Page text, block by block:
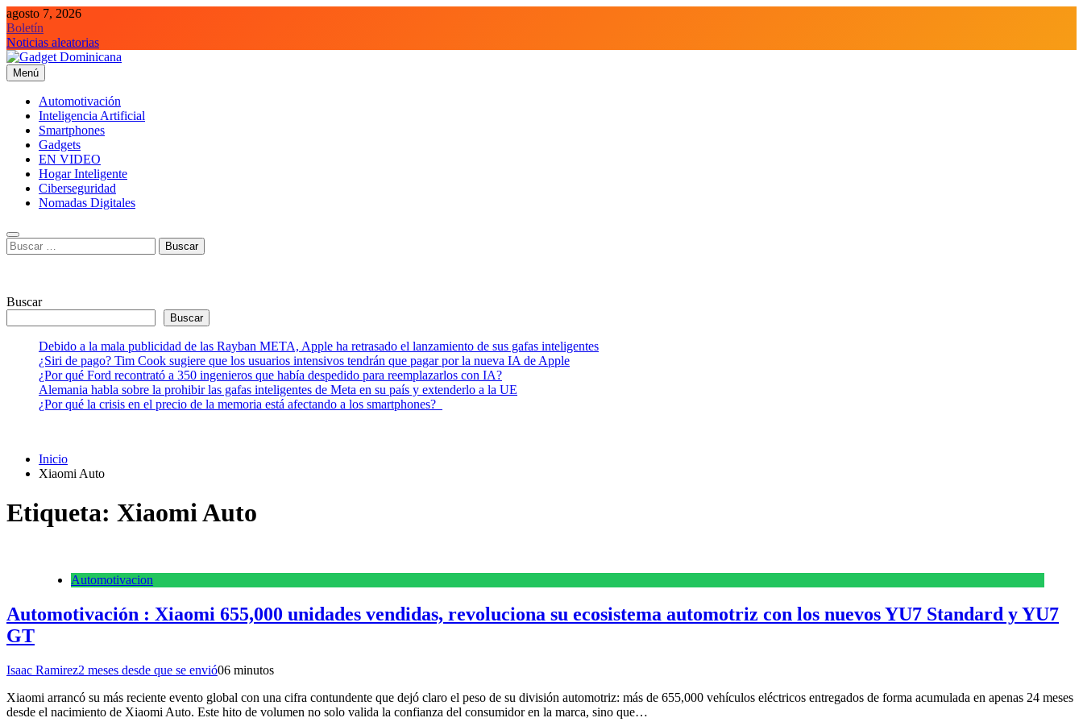
Saltar
al
contenido
agosto 7, 2026
Boletín
Noticias aleatorias
Gadget Dominicana
Gadgets, Autos y Tecnología de consumo
Menú
Automotivación
Inteligencia Artificial
Smartphones
Gadgets
EN VIDEO
Hogar Inteligente
Ciberseguridad
Nomadas Digitales
Buscar:
Buscar
Buscar
Debido a la mala publicidad de las Rayban META, Apple ha retrasado el lanzamiento de sus gafas inteligentes
¿Siri de pago? Tim Cook sugiere que los usuarios intensivos tendrán que pagar por la nueva IA de Apple
¿Por qué Ford recontrató a 350 ingenieros que había despedido para reemplazarlos con IA?
Alemania habla sobre la prohibir las gafas inteligentes de Meta en su país y extenderlo a la UE
¿Por qué la crisis en el precio de la memoria está afectando a los smartphones?
Inicio
Xiaomi Auto
Etiqueta: Xiaomi Auto
Automotivacion
Automotivación : Xiaomi 655,000 unidades vendidas, revoluciona su ecosistema automotriz con los nuevos YU7 Standard y YU7
GT
Isaac Ramirez2 meses desde que se envió06 minutos
Xiaomi arrancó su más reciente evento global con una cifra contundente que dejó claro el peso de su división automotriz: más de 655,000 vehículos eléctricos entregados de forma acumulada en apenas 24 meses
desde el nacimiento de Xiaomi Auto. Este hito de volumen no solo valida la confianza del consumidor en la marca, sino que…